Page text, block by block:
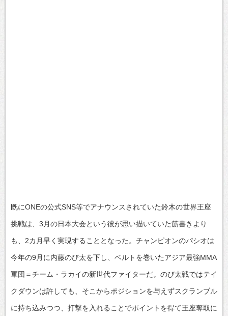
既にONEの公式SNS等でアナウンスされていた鈴木の世界王座
挑戦は、3月の日本大会という彼が思い描いていた筋書きより
も、2カ月早く実現することとなった。チャンピオンのパシオは
今年の9月に内藤のび太を下し、ベルトを巻いたアジア最強MMA
軍団＝チーム・ラカイの新世代ファイターだ。のび太戦ではテイ
クダウンは許しても、そこからポジションを与えずスクランブル
に持ち込みつつ、打撃を入れることでポイントを得て王座奪取に